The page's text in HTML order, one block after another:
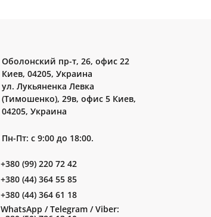
Оболонский пр-т, 26, офис 22
Киев, 04205, Украина
ул. Лукьяненка Левка
(Тимошенко), 29в, офис 5 Киев,
04205, Украина
Пн-Пт: с 9:00 до 18:00.
+380 (99) 220 72 42
+380 (44) 364 55 85
+380 (44) 364 61 18
WhatsApp / Telegram / Viber: